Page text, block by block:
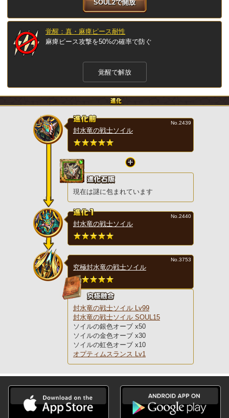
SOUL2で開放
覚醒：真・麻痺ピース耐性
麻痺ピース攻撃を50%の確率で防ぐ
覚醒で解放
封水竜の戦士ソイル
No.2439
現在は謎に包まれています
封水竜の戦士ソイル
No.2440
究極封水竜の戦士ソイル
No.3753
封水竜の戦士ソイル Lv99
封水竜の戦士ソイル SOUL15
ソイルの銀色オーブ x50
ソイルの金色オーブ x30
ソイルの虹色オーブ x10
オプティムスランス Lv1